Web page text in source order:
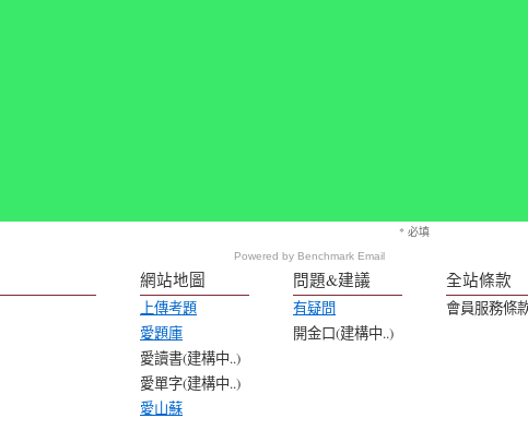
* 必填
Powered by Benchmark Email
網站地圖
上傳考題
愛題庫
愛讀書(建構中..)
愛單字(建構中..)
愛山蘇
問題&建議
有疑問
開金口(建構中..)
全站條款
會員服務條